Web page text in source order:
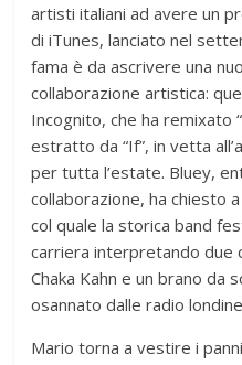
artisti italiani ad avere un
di iTunes, lanciato nel
fama è da ascrivere una
collaborazione artistica:
Incognito, che ha remixato
estratto da “If”, in vetta
per tutta l’estate. Bluey,
collaborazione, ha chiesto
col quale la storica band
carriera interpretando due
Chaka Kahn e un brano da
osannato dalle radio
Mario torna a vestire i